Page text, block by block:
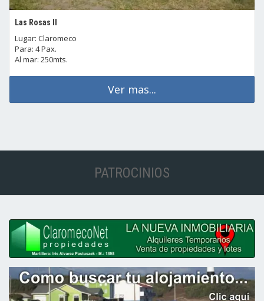
Las Rosas II
Lugar: Claromeco
Para: 4 Pax.
Al mar: 250mts.
Ver mas...
PATROCINIOS